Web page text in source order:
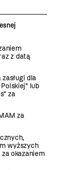
z datą
dla
lub
za
za
wyższych
okazaniem